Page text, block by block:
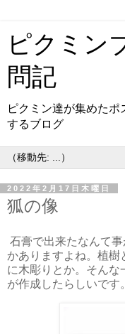
ピクミン
問記
ピクミン達が集めた
するブログ
2022年2月17日木曜日
狐の像
石膏で出来たなんて
かありますよね。植樹
に木彫りとか。そんな
が作成したらしいです。